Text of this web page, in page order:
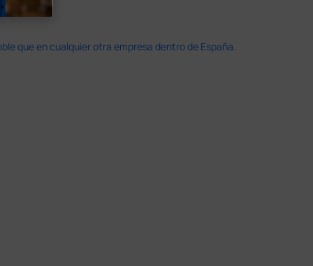
que en cualquier otra empresa dentro de España.